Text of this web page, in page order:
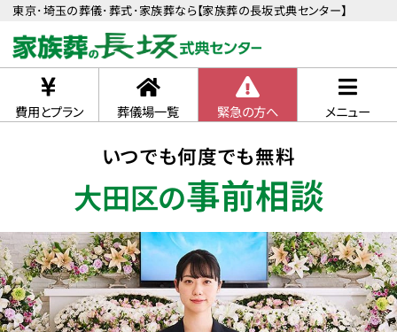
東京･埼玉の葬儀･葬式･家族葬なら【家族葬の長坂式典センター】
費用とプラン 葬儀場一覧 緊急の方へ メニュー
いつでも何度でも無料
大田区の事前相談